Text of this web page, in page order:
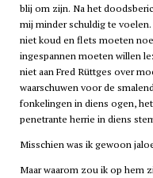
blij om zijn. Na het
mij minder schuldig te
niet koud en flets moeten
ingespannen moeten willen
niet aan Fred Rüttges over
waarschuwen voor de
fonkelingen in diens ogen,
penetrante herrie in diens
Misschien was ik gewoon
Maar waarom zou ik op hem